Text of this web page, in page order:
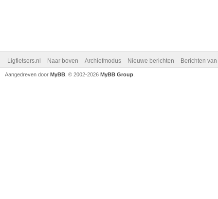
Ligfietsers.nl Naar boven Archiefmodus Nieuwe berichten Berichten
Aangedreven door MyBB , © 2002-2026 MyBB Group